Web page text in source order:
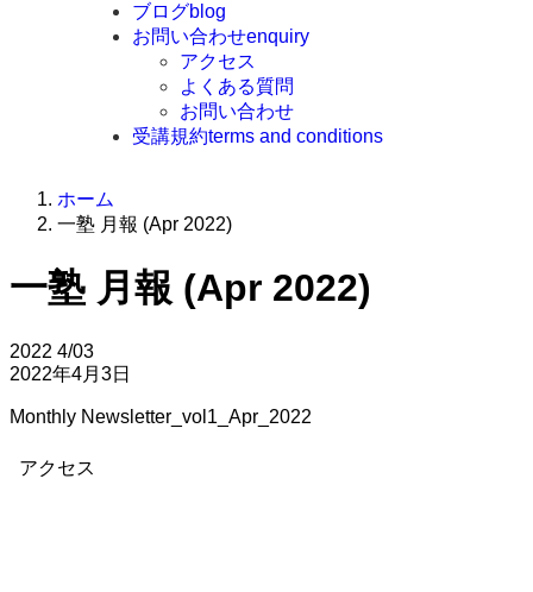
ブログblog
お問い合わせenquiry
アクセス
よくある質問
お問い合わせ
受講規約terms and conditions
ホーム
一塾 月報 (Apr 2022)
一塾 月報 (Apr 2022)
2022 4/03
2022年4月3日
Monthly Newsletter_vol1_Apr_2022
アクセス